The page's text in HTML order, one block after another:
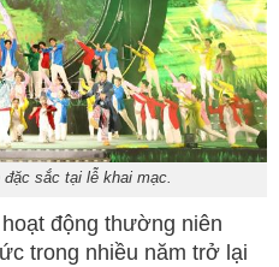
sắc tại lễ khai mạc.
động thường niên
trong nhiều năm trở lại